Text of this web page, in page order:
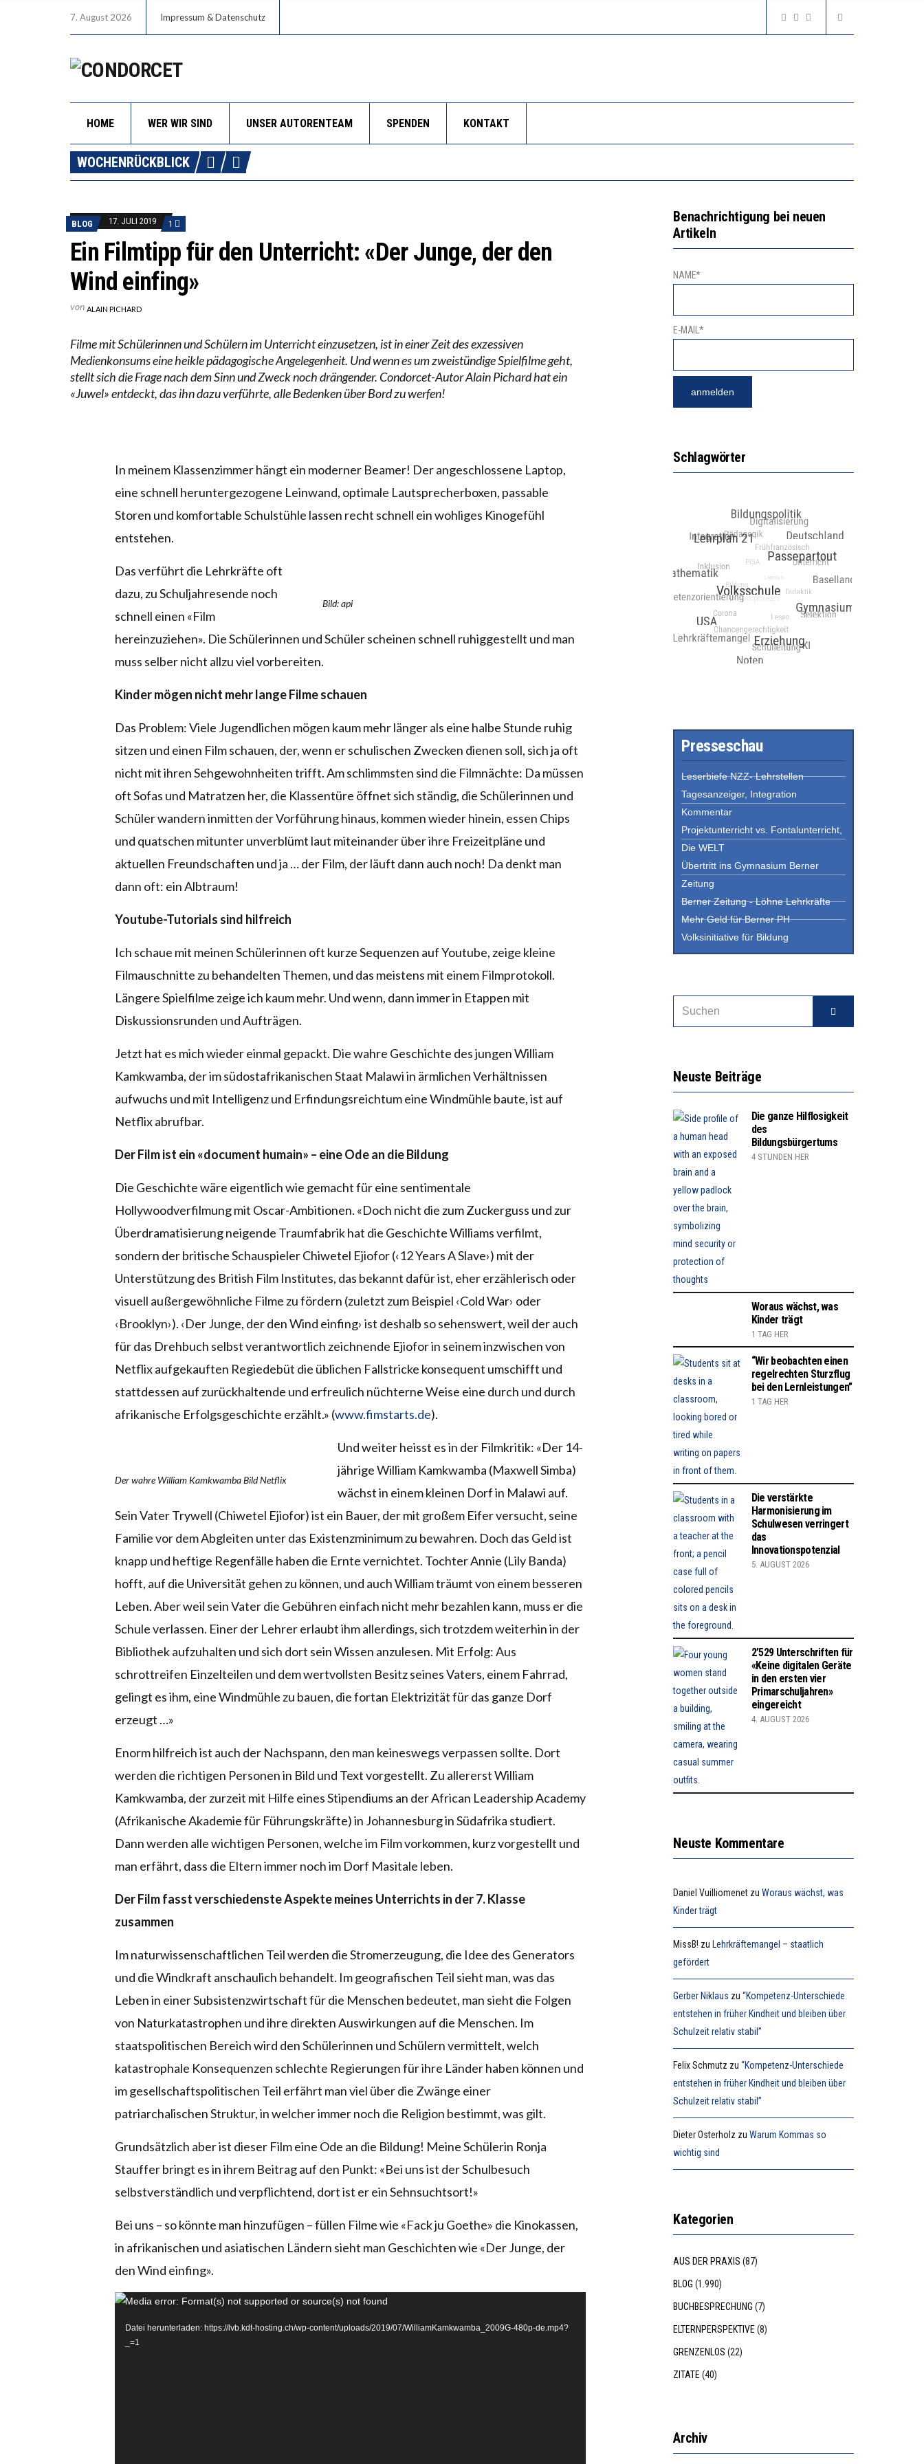
7. August 2026 Impressum & Datenschutz
HOME WER WIR SIND UNSER AUTORENTEAM SPENDEN KONTAKT
WOCHENRÜCKBLICK
BLOG 17. JULI 2019 1
Ein Filmtipp für den Unterricht: «Der Junge, der den
Wind einfing»
von ALAIN PICHARD
Filme mit Schülerinnen und Schülern im Unterricht einzusetzen, ist in einer Zeit des exzessiven
Medienkonsums eine heikle pädagogische Angelegenheit. Und wenn es um zweistündige Spielfilme geht,
stellt sich die Frage nach dem Sinn und Zweck noch drängender. Condorcet-Autor Alain Pichard hat ein
«Juwel» entdeckt, das ihn dazu verführte, alle Bedenken über Bord zu werfen!
In meinem Klassenzimmer hängt ein moderner Beamer! Der angeschlossene Laptop,
eine schnell heruntergezogene Leinwand, optimale Lautsprecherboxen, passable
Storen und komfortable Schulstühle lassen recht schnell ein wohliges Kinogefühl
entstehen.
Bild: api
Das verführt die Lehrkräfte oft
dazu, zu Schuljahresende noch
schnell einen «Film
hereinzuziehen». Die Schülerinnen und Schüler scheinen schnell ruhiggestellt und man
muss selber nicht allzu viel vorbereiten.
Kinder mögen nicht mehr lange Filme schauen
Das Problem: Viele Jugendlichen mögen kaum mehr länger als eine halbe Stunde ruhig
sitzen und einen Film schauen, der, wenn er schulischen Zwecken dienen soll, sich ja oft
nicht mit ihren Sehgewohnheiten trifft. Am schlimmsten sind die Filmnächte: Da müssen
oft Sofas und Matratzen her, die Klassentüre öffnet sich ständig, die Schülerinnen und
Schüler wandern inmitten der Vorführung hinaus, kommen wieder hinein, essen Chips
und quatschen mitunter unverblümt laut miteinander über ihre Freizeitpläne und
aktuellen Freundschaften und ja … der Film, der läuft dann auch noch! Da denkt man
dann oft: ein Albtraum!
Youtube-Tutorials sind hilfreich
Ich schaue mit meinen Schülerinnen oft kurze Sequenzen auf Youtube, zeige kleine
Filmauschnitte zu behandelten Themen, und das meistens mit einem Filmprotokoll.
Längere Spielfilme zeige ich kaum mehr. Und wenn, dann immer in Etappen mit
Diskussionsrunden und Aufträgen.
Jetzt hat es mich wieder einmal gepackt. Die wahre Geschichte des jungen William
Kamkwamba, der im südostafrikanischen Staat Malawi in ärmlichen Verhältnissen
aufwuchs und mit Intelligenz und Erfindungsreichtum eine Windmühle baute, ist auf
Netflix abrufbar.
Der Film ist ein «document humain» – eine Ode an die Bildung
Die Geschichte wäre eigentlich wie gemacht für eine sentimentale
Hollywoodverfilmung mit Oscar-Ambitionen. «Doch nicht die zum Zuckerguss und zur
Überdramatisierung neigende Traumfabrik hat die Geschichte Williams verfilmt,
sondern der britische Schauspieler Chiwetel Ejiofor (‹12 Years A Slave›) mit der
Unterstützung des British Film Institutes, das bekannt dafür ist, eher erzählerisch oder
visuell außergewöhnliche Filme zu fördern (zuletzt zum Beispiel ‹Cold War› oder
‹Brooklyn›). ‹Der Junge, der den Wind einfing› ist deshalb so sehenswert, weil der auch
für das Drehbuch selbst verantwortlich zeichnende Ejiofor in seinem inzwischen von
Netflix aufgekauften Regiedebüt die üblichen Fallstricke konsequent umschifft und
stattdessen auf zurückhaltende und erfreulich nüchterne Weise eine durch und durch
afrikanische Erfolgsgeschichte erzählt.» (www.fimstarts.de).
Der wahre William Kamkwamba Bild Netflix
Und weiter heisst es in der Filmkritik: «Der 14-
jährige William Kamkwamba (Maxwell Simba)
wächst in einem kleinen Dorf in Malawi auf.
Sein Vater Trywell (Chiwetel Ejiofor) ist ein Bauer, der mit großem Eifer versucht, seine
Familie vor dem Abgleiten unter das Existenzminimum zu bewahren. Doch das Geld ist
knapp und heftige Regenfälle haben die Ernte vernichtet. Tochter Annie (Lily Banda)
hofft, auf die Universität gehen zu können, und auch William träumt von einem besseren
Leben. Aber weil sein Vater die Gebühren einfach nicht mehr bezahlen kann, muss er die
Schule verlassen. Einer der Lehrer erlaubt ihm allerdings, sich trotzdem weiterhin in der
Bibliothek aufzuhalten und sich dort sein Wissen anzulesen. Mit Erfolg: Aus
schrottreifen Einzelteilen und dem wertvollsten Besitz seines Vaters, einem Fahrrad,
gelingt es ihm, eine Windmühle zu bauen, die fortan Elektrizität für das ganze Dorf
erzeugt …»
Enorm hilfreich ist auch der Nachspann, den man keineswegs verpassen sollte. Dort
werden die richtigen Personen in Bild und Text vorgestellt. Zu allererst William
Kamkwamba, der zurzeit mit Hilfe eines Stipendiums an der African Leadership Academy
(Afrikanische Akademie für Führungskräfte) in Johannesburg in Südafrika studiert.
Dann werden alle wichtigen Personen, welche im Film vorkommen, kurz vorgestellt und
man erfährt, dass die Eltern immer noch im Dorf Masitale leben.
Der Film fasst verschiedenste Aspekte meines Unterrichts in der 7. Klasse
zusammen
Im naturwissenschaftlichen Teil werden die Stromerzeugung, die Idee des Generators
und die Windkraft anschaulich behandelt. Im geografischen Teil sieht man, was das
Leben in einer Subsistenzwirtschaft für die Menschen bedeutet, man sieht die Folgen
von Naturkatastrophen und ihre direkten Auswirkungen auf die Menschen. Im
staatspolitischen Bereich wird den Schülerinnen und Schülern vermittelt, welch
katastrophale Konsequenzen schlechte Regierungen für ihre Länder haben können und
im gesellschaftspolitischen Teil erfährt man viel über die Zwänge einer
patriarchalischen Struktur, in welcher immer noch die Religion bestimmt, was gilt.
Grundsätzlich aber ist dieser Film eine Ode an die Bildung! Meine Schülerin Ronja
Stauffer bringt es in ihrem Beitrag auf den Punkt: «Bei uns ist der Schulbesuch
selbstverständlich und verpflichtend, dort ist er ein Sehnsuchtsort!»
Bei uns – so könnte man hinzufügen – füllen Filme wie «Fack ju Goethe» die Kinokassen,
in afrikanischen und asiatischen Ländern sieht man Geschichten wie «Der Junge, der
den Wind einfing».
Video-
Player
Media error: Format(s) not supported or source(s) not found
Datei herunterladen: https://lvb.kdt-hosting.ch/wp-content/uploads/2019/07/WilliamKamkwamba_2009G-480p-de.mp4?
_=1
Benachrichtigung bei neuen
Artikeln
NAME*
E-MAIL*
Schlagwörter
Presseschau
Leserbiefe NZZ- Lehrstellen
Tagesanzeiger, Integration
Kommentar
Projektunterricht vs. Fontalunterricht,
Die WELT
Übertritt ins Gymnasium Berner
Zeitung
Berner Zeitung - Löhne Lehrkräfte
Mehr Geld für Berner PH
Volksinitiative für Bildung
Neuste Beiträge
Die ganze Hilflosigkeit
des
Bildungsbürgertums
4 STUNDEN HER
Woraus wächst, was
Kinder trägt
1 TAG HER
“Wir beobachten einen
regelrechten Sturzflug
bei den Lernleistungen”
1 TAG HER
Die verstärkte
Harmonisierung im
Schulwesen verringert
das
Innovationspotenzial
5. AUGUST 2026
2’529 Unterschriften für
«Keine digitalen Geräte
in den ersten vier
Primarschuljahren»
eingereicht
4. AUGUST 2026
Neuste Kommentare
Daniel Vuilliomenet zuWoraus wächst, was
Kinder trägt
MissB! zu Lehrkräftemangel – staatlich
gefördert
Gerber Niklaus zu“Kompetenz-Unterschiede
entstehen in früher Kindheit und bleiben über
Schulzeit relativ stabil”
Felix Schmutz zu“Kompetenz-Unterschiede
entstehen in früher Kindheit und bleiben über
Schulzeit relativ stabil”
Dieter Osterholz zuWarum Kommas so
wichtig sind
Kategorien
AUS DER PRAXIS (87)
BLOG (1.990)
BUCHBESPRECHUNG (7)
ELTERNPERSPEKTIVE(8)
GRENZENLOS (22)
ZITATE(40)
Archiv